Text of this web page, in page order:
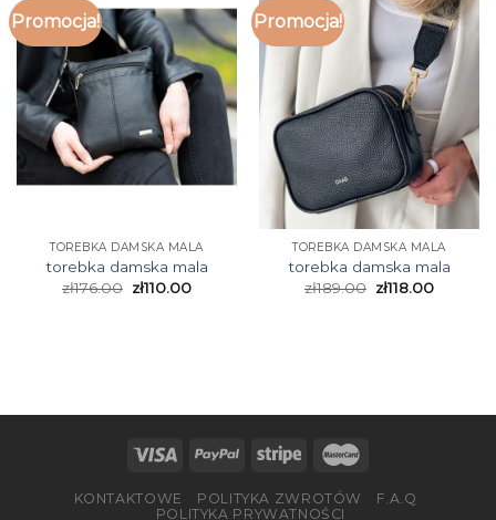
Promocja!
TOREBKA DAMSKA MALA
torebka damska mala
zł176.00 zł110.00
Promocja!
TOREBKA DAMSKA MALA
torebka damska mala
zł189.00 zł118.00
KONTAKTOWE POLITYKA ZWROTÓW
F.A.Q
POLITYKA PRYWATNOŚCI